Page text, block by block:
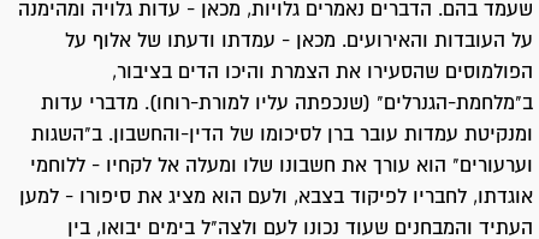
שעמד בהם. הדברים נאמרים גלויות, מכאן - עדות גלויה ומהימנה
על העובדות והאירועים. מכאן - עמדתו ודעתו של אלוף על
הפולמוסים שהסעירו את הצמרת והיכו הדים בציבור,
ב"מלחמת-הגנרלים" (שנכפתה עליו למורת-רוחו). מדברי עדות
ומנקיטת עמדות עובר ברן לסיכומו של הדין-והחשבון. ב"השגות
וערעורים" הוא עורך את חשבונו שלו ומעלה אל לקחיו - ללוחמי
אוגדתו, לחבריו לפיקוד בצבא, ולעם הוא מציג את סיפורו - למען
העתיד והמבחנים שעוד נכונו לעם ולצה"ל בימים יבואו, בין